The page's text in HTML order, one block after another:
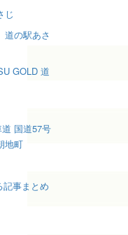
じ
の駅あさ
GOLD 道
国道57号
地町
事まとめ